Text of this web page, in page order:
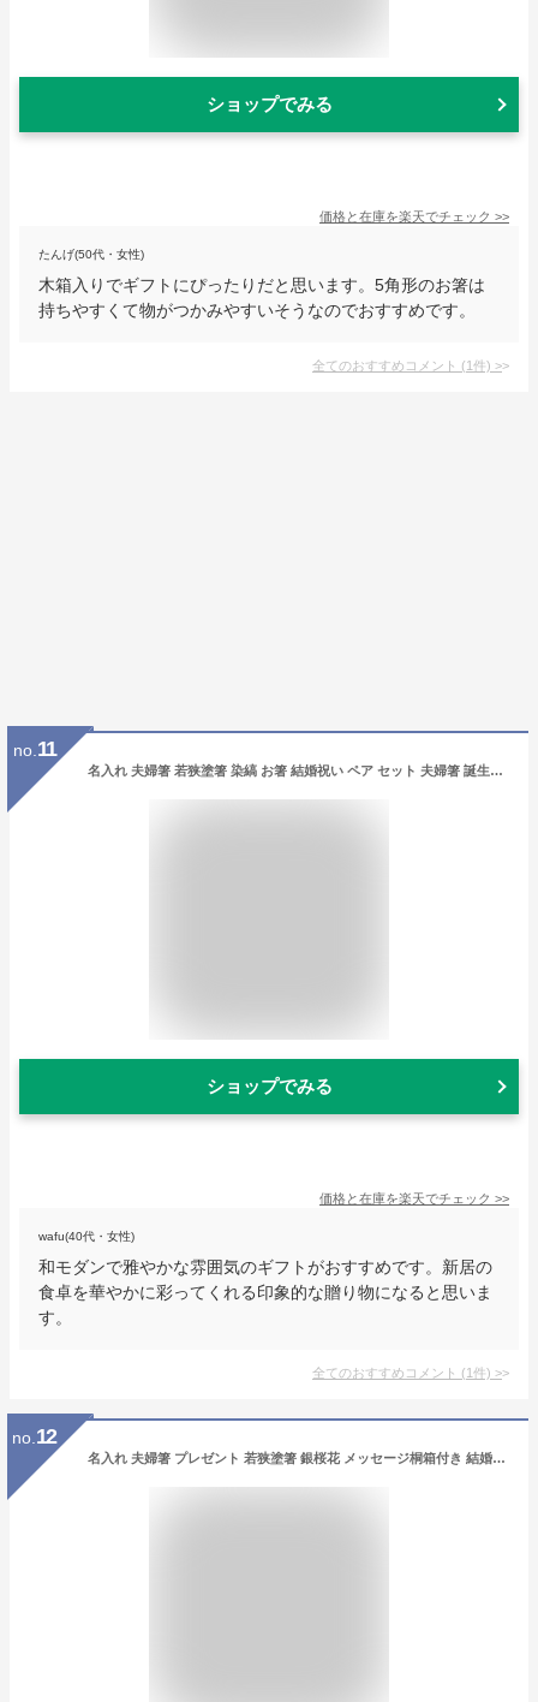
ショップでみる
価格と在庫を楽天でチェック >>
たんげ(50代・女性)
木箱入りでギフトにぴったりだと思います。5角形のお箸は
持ちやすくて物がつかみやすいそうなのでおすすめです。
全てのおすすめコメント (1件) >
no. 11
名入れ 夫婦箸 若狭塗箸 染縞 お箸 結婚祝い ペア セット 夫婦箸 誕生日 名前入り 卒業 バレンタイン プレゼント
ショップでみる
価格と在庫を楽天でチェック >>
wafu(40代・女性)
和モダンで雅やかな雰囲気のギフトがおすすめです。新居の
食卓を華やかに彩ってくれる印象的な贈り物になると思いま
す。
全てのおすすめコメント (1件) >
no. 12
名入れ 夫婦箸 プレゼント 若狭塗箸 銀桜花 メッセージ桐箱付き 結婚祝い ペア セット